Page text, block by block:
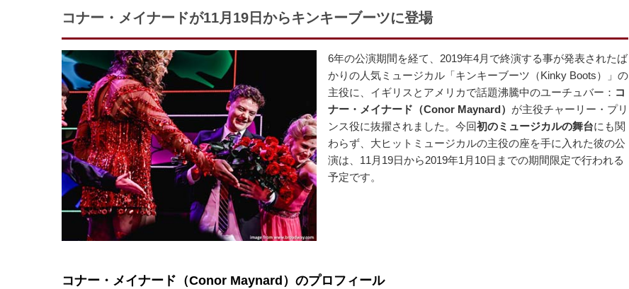
コナー・メイナードが11月19日からキンキーブーツに登場
6年の公演期間を経て、2019年4月で終演する事が発表されたば
かりの人気ミュージカル「キンキーブーツ（Kinky Boots）」の
主役に、イギリスとアメリカで話題沸騰中のユーチュバー： コ
ナー・メイナード（Conor Maynard） が主役チャーリー・プリ
ンス役に抜擢されました。今回初のミュージカルの舞台にも関
わらず、大ヒットミュージカルの主役の座を手に入れた彼の公
演は、11月19日から2019年1月10日までの期間限定で行われる
予定です。
コナー・メイナード（Conor Maynard）のプロフィール